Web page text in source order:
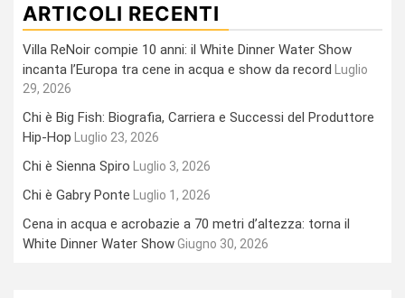
ARTICOLI RECENTI
Villa ReNoir compie 10 anni: il White Dinner Water Show
incanta l’Europa tra cene in acqua e show da record
Luglio
29, 2026
Chi è Big Fish: Biografia, Carriera e Successi del Produttore
Hip-Hop
Luglio 23, 2026
Chi è Sienna Spiro Luglio 3, 2026
Chi è Gabry Ponte Luglio 1, 2026
Cena in acqua e acrobazie a 70 metri d’altezza: torna il
White Dinner Water ShowGiugno 30, 2026